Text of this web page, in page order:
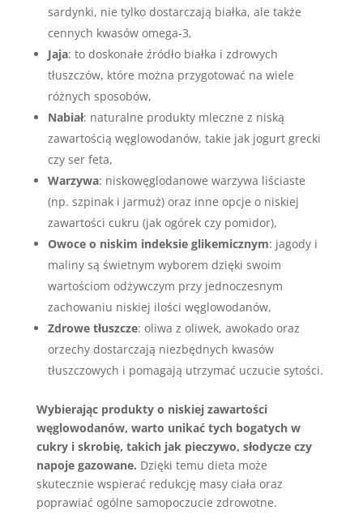
sardynki, nie tylko dostarczają białka, ale także
cennych kwasów omega-3,
Jaja: to doskonałe źródło białka i zdrowych
tłuszczów, które można przygotować na wiele
różnych sposobów,
Nabiał: naturalne produkty mleczne z niską
zawartością węglowodanów, takie jak jogurt grecki
czy ser feta,
Warzywa: niskowęglodanowe warzywa liściaste
(np. szpinak i jarmuż) oraz inne opcje o niskiej
zawartości cukru (jak ogórek czy pomidor),
Owoce o niskim indeksie glikemicznym: jagody i
maliny są świetnym wyborem dzięki swoim
wartościom odżywczym przy jednoczesnym
zachowaniu niskiej ilości węglowodanów,
Zdrowe tłuszcze: oliwa z oliwek, awokado oraz
orzechy dostarczają niezbędnych kwasów
tłuszczowych i pomagają utrzymać uczucie sytości.
Wybierając produkty o niskiej zawartości
węglowodanów, warto unikać tych bogatych w
cukry i skrobię, takich jak pieczywo, słodycze czy
napoje gazowane. Dzięki temu dieta może
skutecznie wspierać redukcję masy ciała oraz
poprawiać ogólne samopoczucie zdrowotne.